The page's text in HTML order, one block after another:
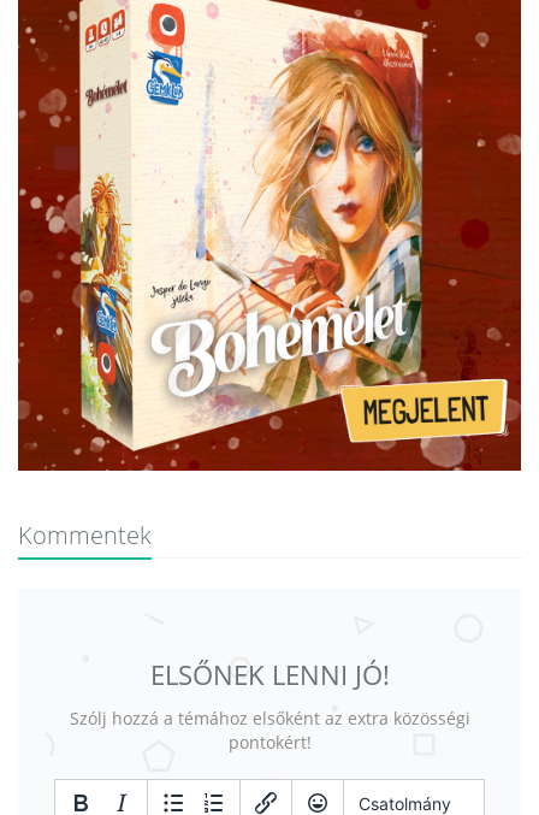
Kommentek
ELSŐNEK LENNI JÓ!
Szólj hozzá a témához elsőként az extra közösségi
pontokért!
Csatolmány